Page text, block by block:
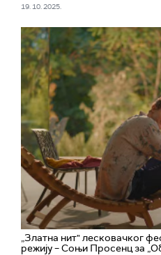
19. 10. 2025.
„Златна нит" лесковачког
режију – Соњи Просенц за